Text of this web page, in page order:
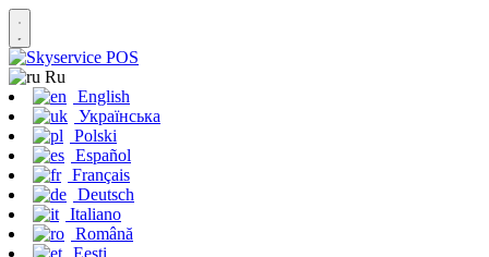
Ru
English
Українська
Polski
Español
Français
Deutsch
Italiano
Română
Eesti